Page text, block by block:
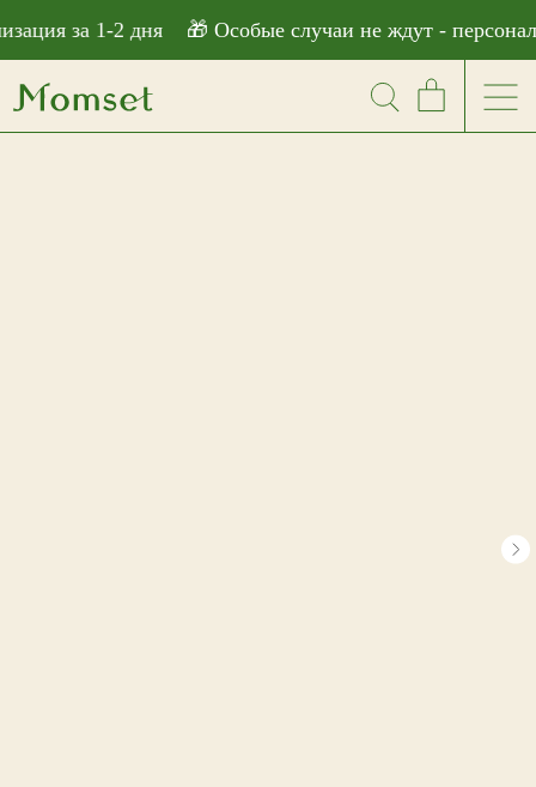
за 1-2 дня 🎁 Особые случаи не ждут -